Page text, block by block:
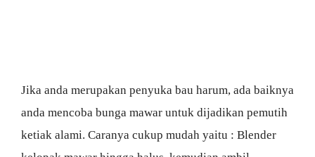
Jika anda merupakan penyuka bau harum, ada baiknya
anda mencoba bunga mawar untuk dijadikan pemutih
ketiak alami. Caranya cukup mudah yaitu : Blender